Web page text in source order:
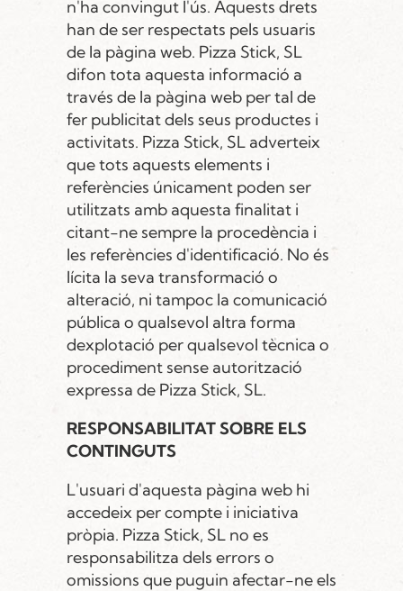
n'ha convingut l'ús. Aquests drets
han de ser respectats pels usuaris
de la pàgina web. Pizza Stick, SL
difon tota aquesta informació a
través de la pàgina web per tal de
fer publicitat dels seus productes i
activitats. Pizza Stick, SL adverteix
que tots aquests elements i
referències únicament poden ser
utilitzats amb aquesta finalitat i
citant-ne sempre la procedència i
les referències d'identificació. No és
lícita la seva transformació o
alteració, ni tampoc la comunicació
pública o qualsevol altra forma
dexplotació per qualsevol tècnica o
procediment sense autorització
expressa de Pizza Stick, SL.
RESPONSABILITAT SOBRE ELS
CONTINGUTS
L'usuari d'aquesta pàgina web hi
accedeix per compte i iniciativa
pròpia. Pizza Stick, SL no es
responsabilitza dels errors o
omissions que puguin afectar-ne els